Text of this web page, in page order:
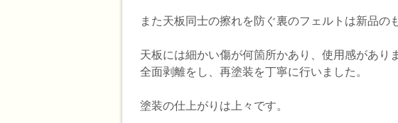
また天板同士の擦れを防ぐ裏のフェルトは新品の
天板には細かい傷が何箇所かあり、使用感があり
全面剥離をし、再塗装を丁寧に行いました。
塗装の仕上がりは上々です。